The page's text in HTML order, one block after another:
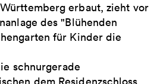
erbaut, zieht vor
des "Blühenden
für Kinder die
schnurgerade